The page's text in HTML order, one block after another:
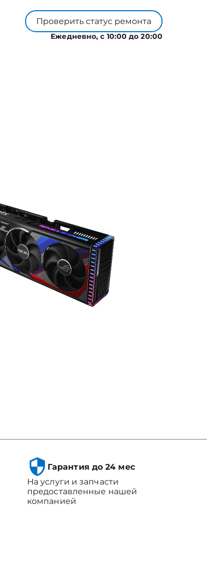
Проверить статус ремонта
Ежедневно, с 10:00 до 20:00
Гарантия до 24 мес
На услуги и запчасти
предоставленные нашей
компанией